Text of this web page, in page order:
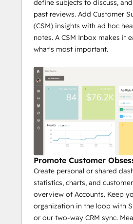
define subjects to discuss,
past reviews. Add Customer
(CSM) insights with ad hoc
notes. A CSM Inbox makes it
what's most important.
Promote Customer
Create personal or shared
statistics, charts, and
overview of Accounts. Keep
organization in the loop with
or our two-way CRM sync.